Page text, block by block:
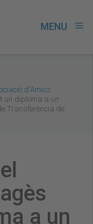
MENU menu
d'Amics
un diploma a un
Transferència de
a un